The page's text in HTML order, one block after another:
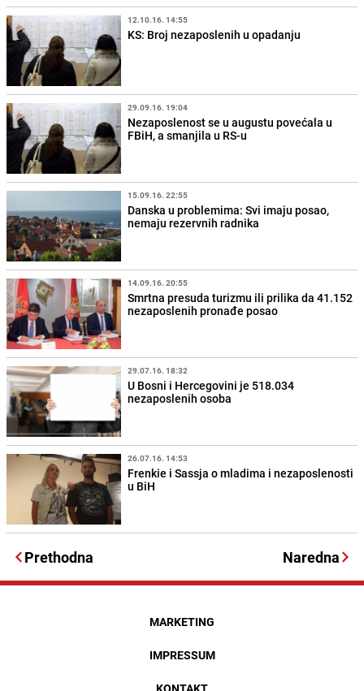
12.10.16. 14:55
KS: Broj nezaposlenih u opadanju
29.09.16. 19:04
Nezaposlenost se u augustu povećala u
FBiH, a smanjila u RS-u
15.09.16. 22:55
Danska u problemima: Svi imaju posao,
nemaju rezervnih radnika
14.09.16. 20:55
Smrtna presuda turizmu ili prilika da 41.152
nezaposlenih pronađe posao
29.07.16. 18:32
U Bosni i Hercegovini je 518.034
nezaposlenih osoba
26.07.16. 14:53
Frenkie i Sassja o mladima i nezaposlenosti
u BiH
Prethodna Naredna
MARKETING
IMPRESSUM